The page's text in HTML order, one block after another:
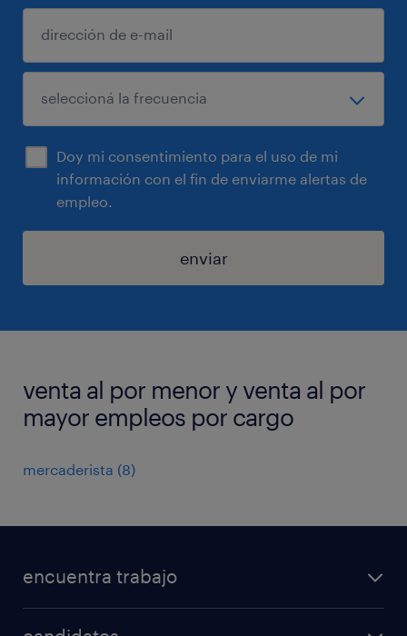
Doy mi consentimiento para el uso de mi
información con el fin de enviarme alertas de
empleo.
enviar
venta al por menor y venta al por
mayor empleos por cargo
mercaderista (8)
encuentra trabajo